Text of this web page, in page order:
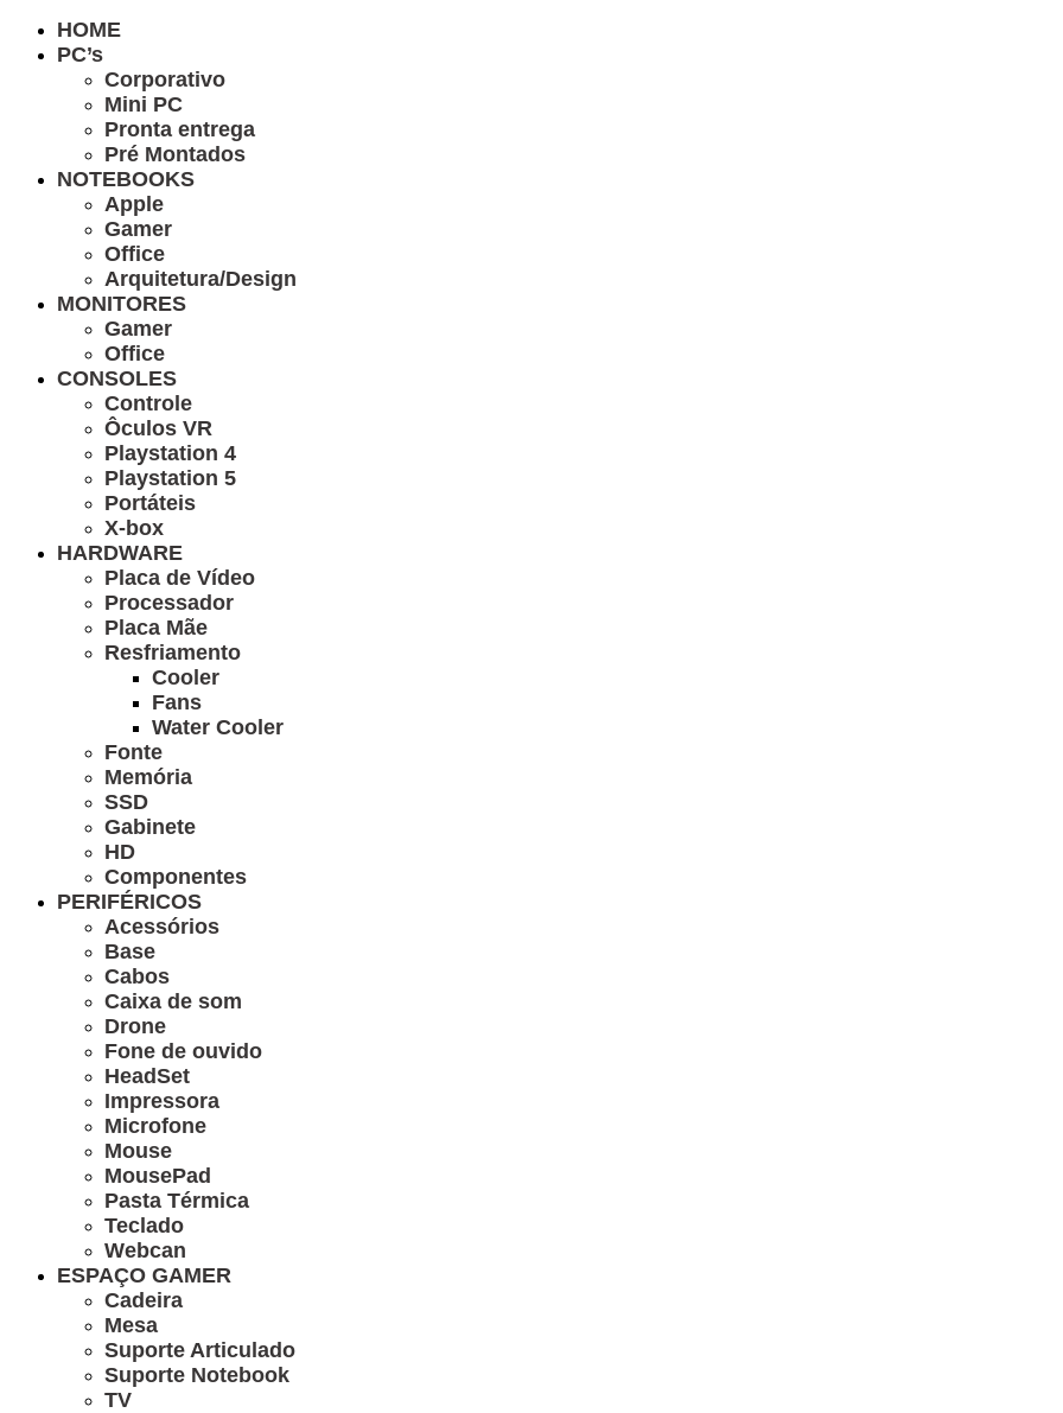
HOME
PC’s
Corporativo
Mini PC
Pronta entrega
Pré Montados
NOTEBOOKS
Apple
Gamer
Office
Arquitetura/Design
MONITORES
Gamer
Office
CONSOLES
Controle
Ôculos VR
Playstation 4
Playstation 5
Portáteis
X-box
HARDWARE
Placa de Vídeo
Processador
Placa Mãe
Resfriamento
Cooler
Fans
Water Cooler
Fonte
Memória
SSD
Gabinete
HD
Componentes
PERIFÉRICOS
Acessórios
Base
Cabos
Caixa de som
Drone
Fone de ouvido
HeadSet
Impressora
Microfone
Mouse
MousePad
Pasta Térmica
Teclado
Webcan
ESPAÇO GAMER
Cadeira
Mesa
Suporte Articulado
Suporte Notebook
TV